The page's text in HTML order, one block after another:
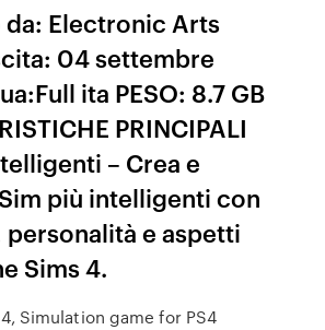
da: Electronic Arts
04 settembre
ita PESO: 8.7 GB
PRINCIPALI
– Crea e
più intelligenti con
e aspetti
Sims 4.
Simulation game for PS4